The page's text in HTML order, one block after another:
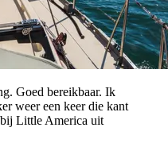
Goed bereikbaar. Ik
weer een keer die kant
Little America uit